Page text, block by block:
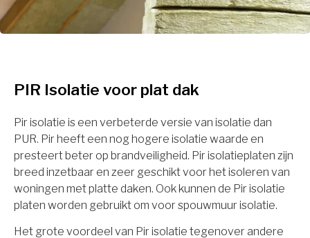
PIR Isolatie voor plat dak
Pir isolatie is een verbeterde versie van isolatie dan
PUR. Pir heeft een nog hogere isolatie waarde en
presteert beter op brandveiligheid. Pir isolatieplaten zijn
breed inzetbaar en zeer geschikt voor het isoleren van
woningen met platte daken. Ook kunnen de Pir isolatie
platen worden gebruikt om voor spouwmuur isolatie.
Het grote voordeel van Pir isolatie tegenover andere